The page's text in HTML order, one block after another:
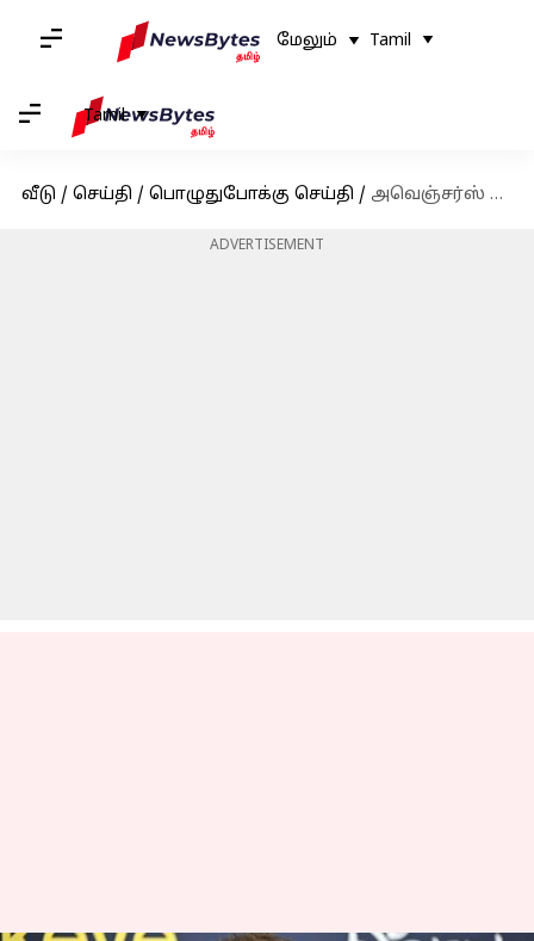
மேலும் Tamil
Tamil
வீடு / செய்தி / பொழுதுபோக்கு செய்தி / அவெஞ்சர்ஸ் படத்தில் நடித்த ஹாலிவுட் ஹீரோ ஜெரமி ரெனர் விபத்தில் சிக்கி கவலைக்கிடம்
ADVERTISEMENT